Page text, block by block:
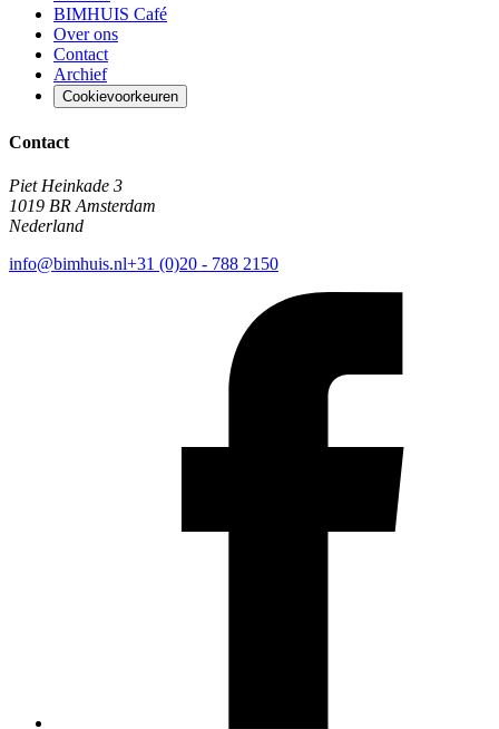
BIMHUIS Café
Over ons
Contact
Archief
Cookievoorkeuren
Contact
Piet Heinkade 3
1019 BR Amsterdam
Nederland
info@bimhuis.nl+31 (0)20 - 788 2150